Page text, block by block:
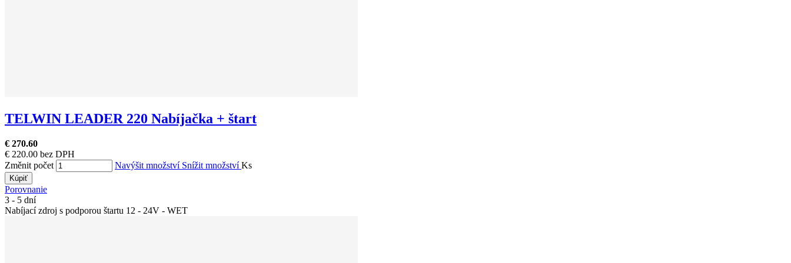
TELWIN LEADER 220 Nabíjačka + štart
€ 270.60
€ 220.00 bez DPH
Změnit počet
Navýšit množství Snížit množstvíKs
Kúpiť
Porovnanie
3 - 5 dní
Nabíjací zdroj s podporou štartu 12 - 24V - WET